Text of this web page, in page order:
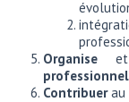
Organise
Contribuerau